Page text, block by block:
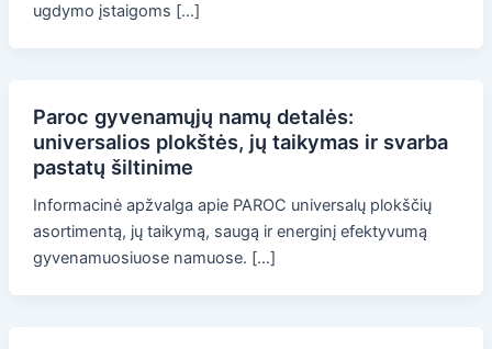
ugdymo įstaigoms […]
Paroc gyvenamųjų namų detalės:
universalios plokštės, jų taikymas ir svarba
pastatų šiltinime
Informacinė apžvalga apie PAROC universalų plokščių
asortimentą, jų taikymą, saugą ir energinį efektyvumą
gyvenamuosiuose namuose. […]